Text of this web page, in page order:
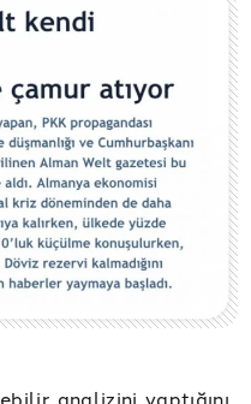
analizini yaptığını